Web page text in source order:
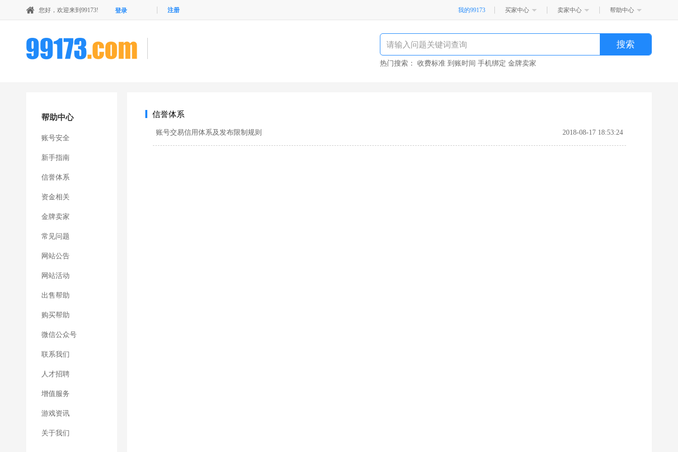
我的99173 买家中心 卖家中心 帮助中心
您好，欢迎来到99173! 登录 注册
热门搜索： 收费标准 到账时间 手机绑定 金牌卖家
帮助中心
账号安全
新手指南
信誉体系
资金相关
金牌卖家
常见问题
网站公告
网站活动
出售帮助
购买帮助
微信公众号
联系我们
人才招聘
增值服务
游戏资讯
关于我们
信誉体系
账号交易信用体系及发布限制规则 2018-08-17 18:53:24